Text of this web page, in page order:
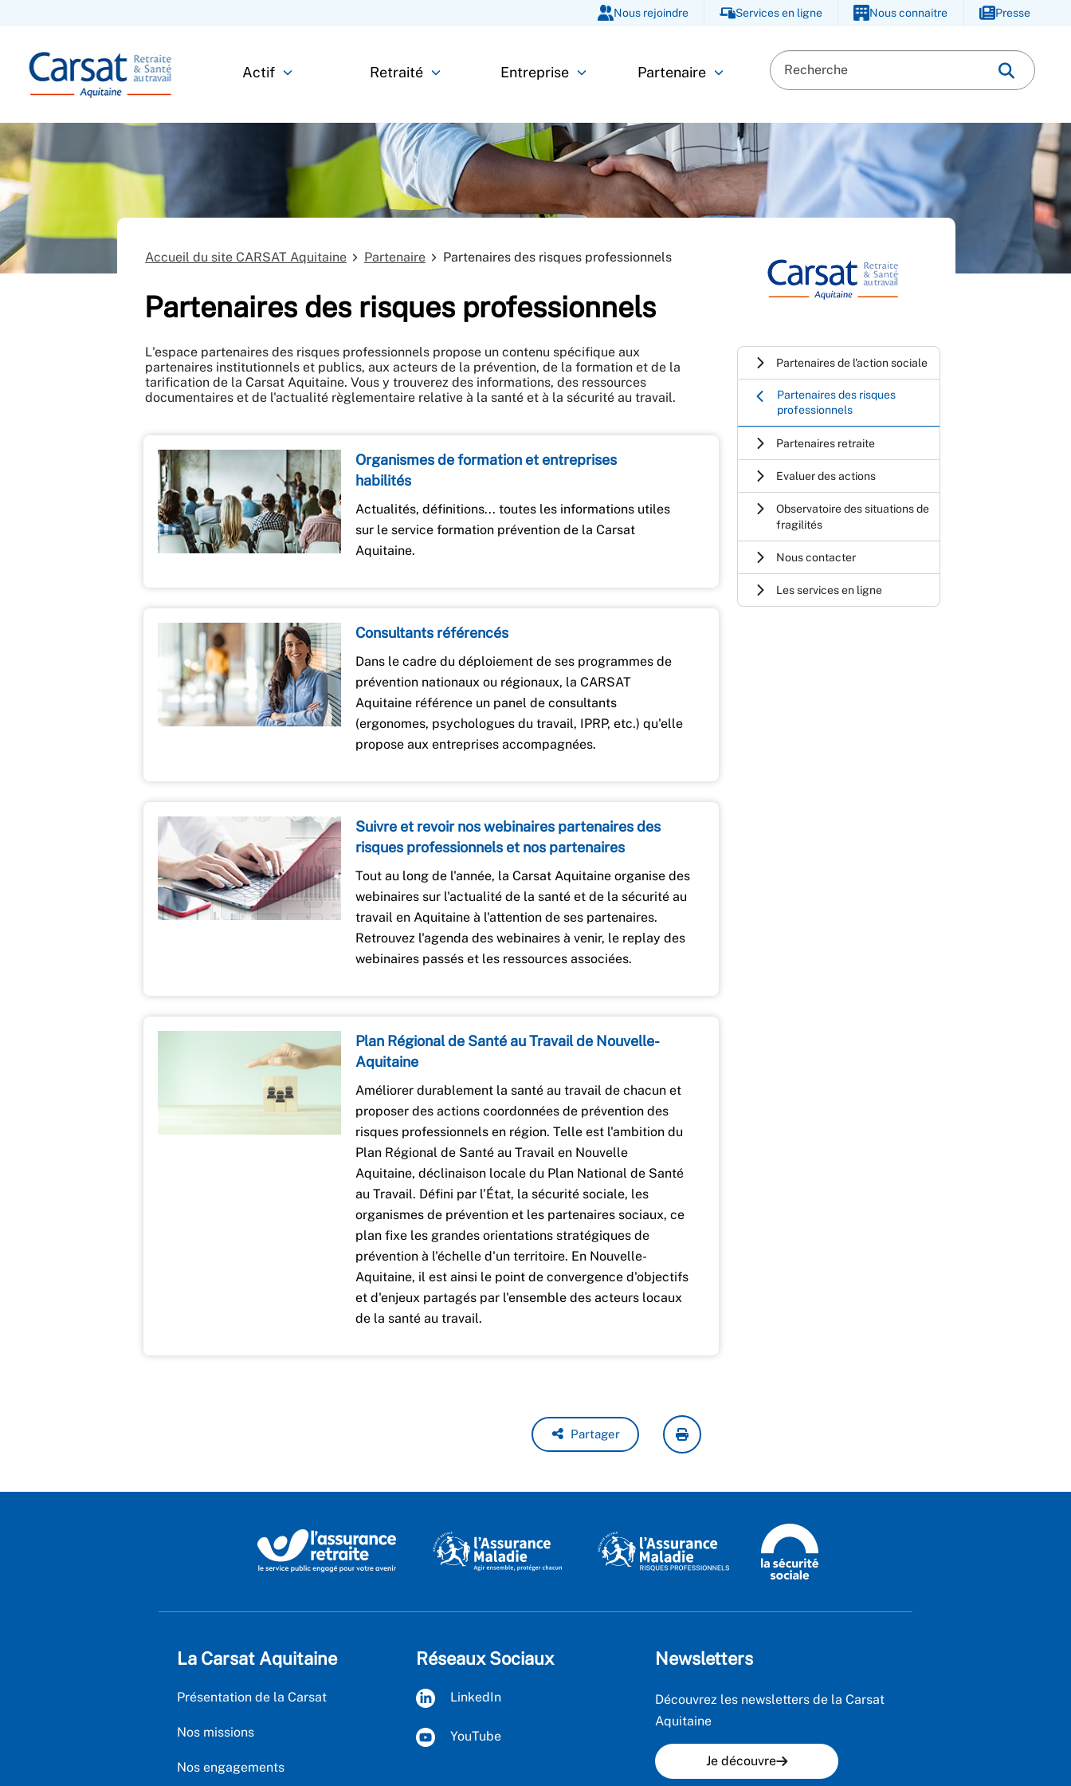
Nous rejoindre Services en ligne Nous connaitre Presse
Actif Retraité Entreprise Partenaire
Accueil du site CARSAT Aquitaine Partenaire Partenaires des risques professionnels
Partenaires des risques professionnels
L'espace partenaires des risques professionnels propose un contenu spécifique aux
partenaires institutionnels et publics, aux acteurs de la prévention, de la formation et de la
tarification de la Carsat Aquitaine. Vous y trouverez des informations, des ressources
documentaires et de l'actualité règlementaire relative à la santé et à la sécurité au travail.
Organismes de formation et entreprises
habilités
Actualités, définitions... toutes les informations utiles
sur le service formation prévention de la Carsat
Aquitaine.
Consultants référencés
Dans le cadre du déploiement de ses programmes de
prévention nationaux ou régionaux, la CARSAT
Aquitaine référence un panel de consultants
(ergonomes, psychologues du travail, IPRP, etc.) qu'elle
propose aux entreprises accompagnées.
Suivre et revoir nos webinaires partenaires des
risques professionnels et nos partenaires
Tout au long de l'année, la Carsat Aquitaine organise des
webinaires sur l'actualité de la santé et de la sécurité au
travail en Aquitaine à l'attention de ses partenaires.
Retrouvez l'agenda des webinaires à venir, le replay des
webinaires passés et les ressources associées.
Plan Régional de Santé au Travail de Nouvelle-
Aquitaine
Améliorer durablement la santé au travail de chacun et
proposer des actions coordonnées de prévention des
risques professionnels en région. Telle est l'ambition du
Plan Régional de Santé au Travail en Nouvelle
Aquitaine, déclinaison locale du Plan National de Santé
au Travail. Défini par l’État, la sécurité sociale, les
organismes de prévention et les partenaires sociaux, ce
plan fixe les grandes orientations stratégiques de
prévention à l'échelle d'un territoire. En Nouvelle-
Aquitaine, il est ainsi le point de convergence d'objectifs
et d'enjeux partagés par l'ensemble des acteurs locaux
de la santé au travail.
Partager
Partenaires de l'action sociale
Partenaires des risques
professionnels
Partenaires retraite
Evaluer des actions
Observatoire des situations de
fragilités
Nous contacter
Les services en ligne
La Carsat Aquitaine
Présentation de la Carsat
Nos missions
Nos engagements
Réseaux Sociaux
LinkedIn
YouTube
Newsletters
Découvrez les newsletters de la Carsat
Aquitaine
Je découvre